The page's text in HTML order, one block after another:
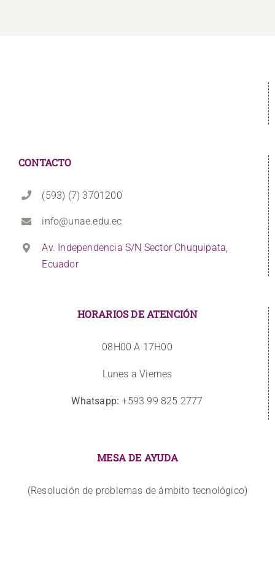
CONTACTO
(593) (7) 3701200
info@unae.edu.ec
Av. Independencia S/N Sector Chuquipata,
Ecuador
HORARIOS DE ATENCIÓN
08H00 A 17H00
Lunes a Viernes
Whatsapp: +593 99 825 2777
MESA DE AYUDA
(Resolución de problemas de ámbito tecnológico)